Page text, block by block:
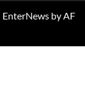
EnterNewsby AF